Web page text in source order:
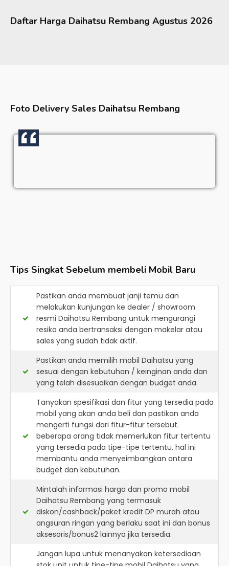
Daftar Harga Daihatsu Rembang Agustus 2026
Foto Delivery Sales Daihatsu Rembang
Tips Singkat Sebelum membeli Mobil Baru
Pastikan anda membuat janji temu dan
melakukan kunjungan ke dealer / showroom
resmi Daihatsu Rembang untuk mengurangi
resiko anda bertransaksi dengan makelar atau
sales yang sudah tidak aktif.
Pastikan anda memilih mobil Daihatsu yang
sesuai dengan kebutuhan / keinginan anda dan
yang telah disesuaikan dengan budget anda.
Tanyakan spesifikasi dan fitur yang tersedia pada
mobil yang akan anda beli dan pastikan anda
mengerti fungsi dari fitur-fitur tersebut.
beberapa orang tidak memerlukan fitur tertentu
yang tersedia pada tipe-tipe tertentu. hal ini
membantu anda menyeimbangkan antara
budget dan kebutuhan.
Mintalah informasi harga dan promo mobil
Daihatsu Rembang yang termasuk
diskon/cashback/paket kredit DP murah atau
angsuran ringan yang berlaku saat ini dan bonus
aksesoris/bonus2 lainnya jika tersedia.
Jangan lupa untuk menanyakan ketersediaan